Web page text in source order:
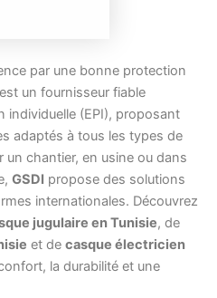
par une bonne protection
est un fournisseur fiable
individuelle (EPI), proposant
adaptés à tous les types de
un chantier, en usine ou dans
GSDI propose des solutions
internationales. Découvrez
jugulaire en Tunisie, de
et de casque électricien
la durabilité et une